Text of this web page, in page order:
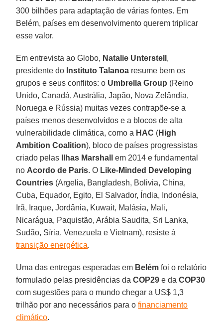
300 bilhões para adaptação de várias fontes. Em
Belém, países em desenvolvimento querem triplicar
esse valor.
Em entrevista ao Globo, Natalie Unterstell ,
presidente do Instituto Talanoa resume bem os
grupos e seus conflitos: o Umbrella Group (Reino
Unido, Canadá, Austrália, Japão, Nova Zelândia,
Noruega e Rússia) muitas vezes contrapõe-se a
países menos desenvolvidos e a blocos de alta
vulnerabilidade climática, como a HAC (High
Ambition Coalition), bloco de países progressistas
criado pelas
Ilhas Marshall
em 2014 e fundamental
no Acordo de Paris. O Like-Minded Developing
Countries (Argelia, Bangladesh, Bolivia, China,
Cuba, Equador, Egito, El Salvador, Índia, Indonésia,
Irã, Iraque, Jordânia, Kuwait, Malásia, Mali,
Nicarágua, Paquistão, Arábia Saudita, Sri Lanka,
Sudão, Síria, Venezuela e Vietnam), resiste à
transição energética.
Uma das entregas esperadas em Belém foi o relatório
formulado pelas presidências daCOP29 e da COP30
com sugestões para o mundo chegar a US$ 1,3
trilhão por ano necessários para ofinanciamento
climático.